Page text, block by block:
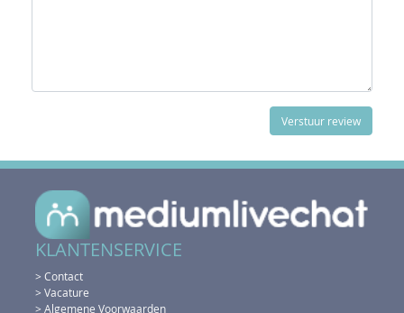
KLANTENSERVICE
> Contact
> Vacature
> Algemene Voorwaarden